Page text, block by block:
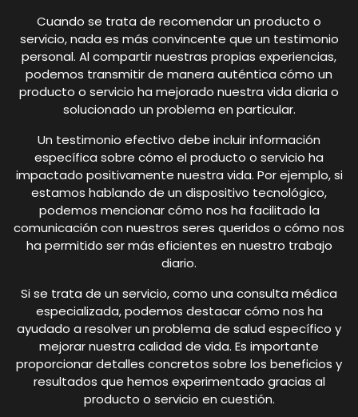
Cuando se trata de recomendar un producto o
servicio, nada es más convincente que un testimonio
personal. Al compartir nuestras propias experiencias,
podemos transmitir de manera auténtica cómo un
producto o servicio ha mejorado nuestra vida diaria o
solucionado un problema en particular.
Un testimonio efectivo debe incluir información
específica sobre cómo el producto o servicio ha
impactado positivamente nuestra vida. Por ejemplo, si
estamos hablando de un dispositivo tecnológico,
podemos mencionar cómo nos ha facilitado la
comunicación con nuestros seres queridos o cómo nos
ha permitido ser más eficientes en nuestro trabajo
diario.
Si se trata de un servicio, como una consulta médica
especializada, podemos destacar cómo nos ha
ayudado a resolver un problema de salud específico y
mejorar nuestra calidad de vida. Es importante
proporcionar detalles concretos sobre los beneficios y
resultados que hemos experimentado gracias al
producto o servicio en cuestión.